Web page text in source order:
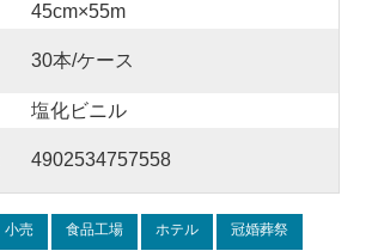
45cm×55m
30本/ケース
塩化ビニル
4902534757558
小売 食品工場 ホテル 冠婚葬祭